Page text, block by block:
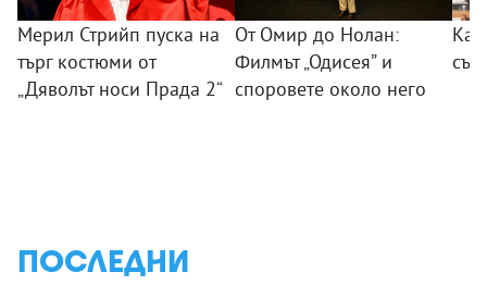
Мерил Стрийп пуска на
търг костюми от
„Дяволът носи Прада 2“
От Омир до Нолан:
Филмът „Одисея” и
споровете около него
ПОСЛЕДНИ